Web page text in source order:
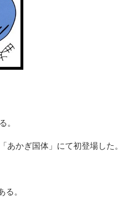
。
あかぎ国体」にて初登場した
る。